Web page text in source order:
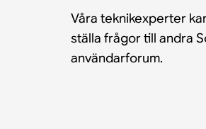
Våra teknikexperter
ställa frågor till andra
användarforum.